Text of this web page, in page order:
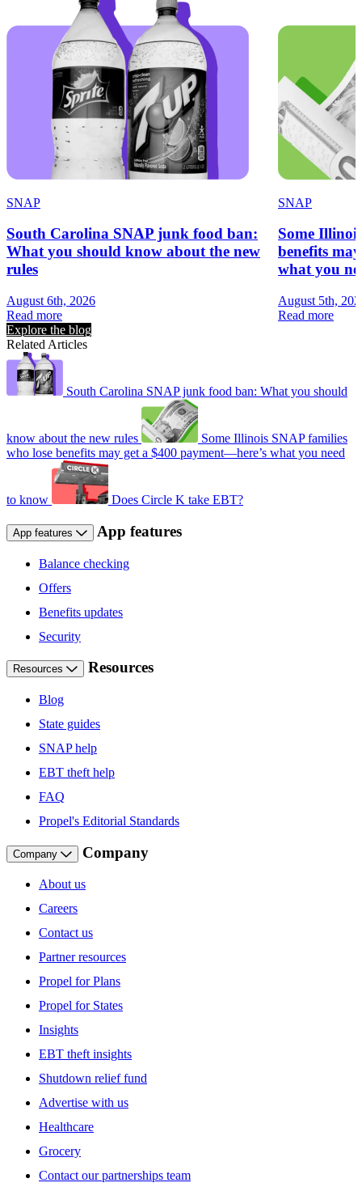
SNAP
South Carolina SNAP junk food ban:
What you should know about the new
rules
August 6th, 2026
Read more
SNAP
Some
benefits
what you
August 5th,
Read more
Explore the blog
Related Articles
South Carolina SNAP junk food ban: What you should
know about the new rules
Some Illinois SNAP families
who lose benefits may get a $400 payment—here’s what you need
to know Does Circle K take EBT?
App features App features
Balance checking
Offers
Benefits updates
Security
Resources Resources
Blog
State guides
SNAP help
EBT theft help
FAQ
Propel's Editorial Standards
Company Company
About us
Careers
Contact us
Partner resources
Propel for Plans
Propel for States
Insights
EBT theft insights
Shutdown relief fund
Advertise with us
Healthcare
Grocery
Contact our partnerships team